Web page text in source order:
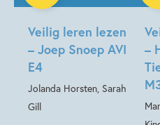
Veilig leren lezen
– Joep Snoep AVI
E4
Jolanda Horsten, Sarah
Gill
–